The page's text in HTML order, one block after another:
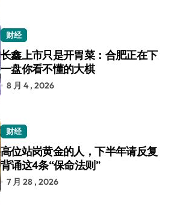
财经
长鑫上市只是开胃菜：合肥正在下
一盘你看不懂的大棋
8 月 4 , 2026
财经
高位站岗黄金的人，下半年请反复
背诵这4条“保命法则”
7 月 28 , 2026